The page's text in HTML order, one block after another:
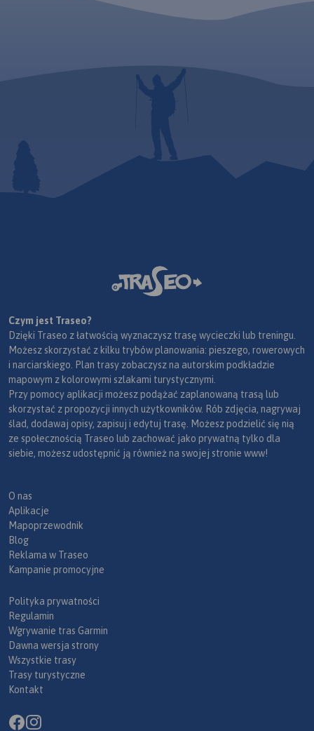
Czym jest Traseo?
Dzięki Traseo z łatwością wyznaczysz trasę wycieczki lub treningu.
Możesz skorzystać z kilku trybów planowania: pieszego, rowerowych
i narciarskiego. Plan trasy zobaczysz na autorskim podkładzie
mapowym z kolorowymi szlakami turystycznymi.
Przy pomocy aplikacji możesz podążać zaplanowaną trasą lub
skorzystać z propozycji innych użytkowników. Rób zdjęcia, nagrywaj
ślad, dodawaj opisy, zapisuj i edytuj trasę. Możesz podzielić się nią
ze społecznością Traseo lub zachować jako prywatną tylko dla
siebie, możesz udostępnić ją również na swojej stronie www!
O nas
Aplikacje
Mapoprzewodnik
Blog
Reklama w Traseo
Kampanie promocyjne
Polityka prywatności
Regulamin
Wgrywanie tras Garmin
Dawna wersja strony
Wszystkie trasy
Trasy turystyczne
Kontakt